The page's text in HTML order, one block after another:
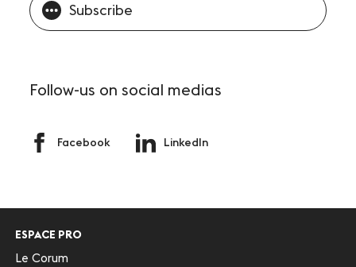
Subscribe
Follow-us on social medias
Facebook LinkedIn
ESPACE PRO
Le Corum